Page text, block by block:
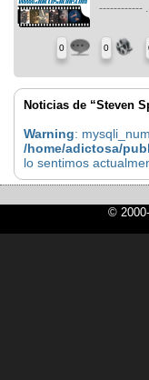
------------
0 0
Noticias de “Steven
Warning:
/home/adictosa/
lo sentimos
©